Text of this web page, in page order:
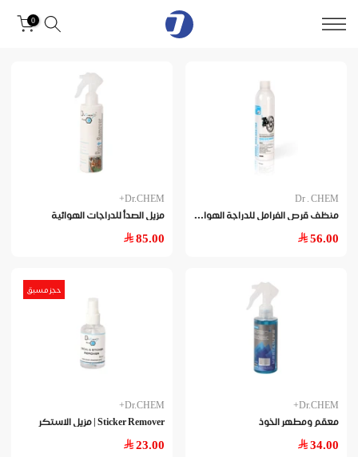
0
Dr . CHEM
منظ
ف قرص الفرامل للدراجة الهوائية
56.00
Dr.CHEM+
مزيل الصدأ للدراجات الهوائية
85.00
Dr.CHEM+
معقم ومطهر الخوذ
34.00
حجز مسبق
Dr.CHEM+
Sticker Remover | مزيل الاستكر
23.00